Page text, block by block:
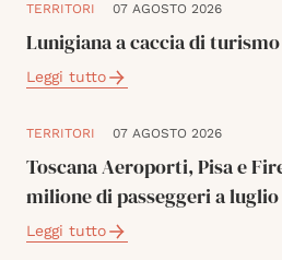
TERRITORI 07 AGOSTO 2026
Lunigiana a caccia di
Leggi tutto
TERRITORI 07 AGOSTO 2026
Toscana Aeroporti, Pisa e
milione di passeggeri a luglio
Leggi tutto